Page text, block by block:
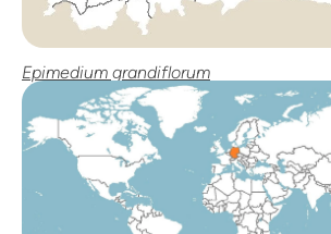
Epimedium grandiflorum